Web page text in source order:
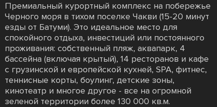
Премиальный курортный комплекс на побережье
Черного моря в тихом поселке Чакви (15-20 минут
езды от Батуми). Это идеальное место для
спокойного отдыха, инвестиций или постоянного
проживания: собственный пляж, аквапарк, 4
бассейна (включая крытый), 14 ресторанов и кафе
с грузинской и европейской кухней, SPA, фитнес,
теннисные корты, боулинг, детские зоны,
кинотеатр и многое другое - все на огромной
зеленой территории более 130 000 кв.м.